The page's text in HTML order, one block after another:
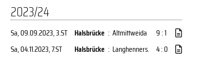
2023/24
Sa, 09.09.2023, 3.ST Halsbrücke : Altmittweida
9 : 1
Sa, 04.11.2023, 7.ST Halsbrücke : Langhenners. 4 : 0